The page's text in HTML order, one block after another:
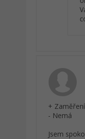
+
- Nemá
Jsem